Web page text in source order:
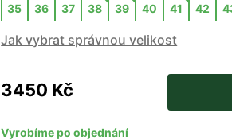
35 36 37 38 39 40 41 42
Jak vybrat správnou velikost
3450 Kč
Vyrobíme po objednání